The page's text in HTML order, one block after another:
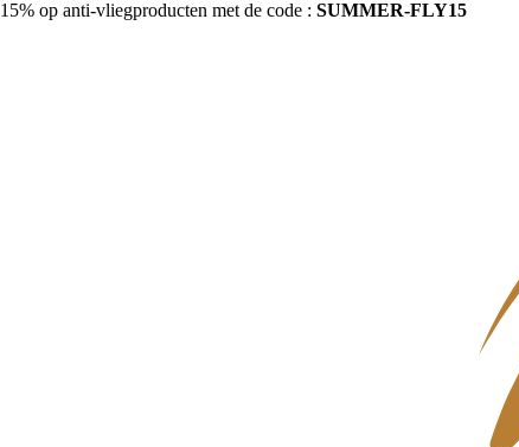
15% op anti-vliegproducten met de code : SUMMER-FLY15